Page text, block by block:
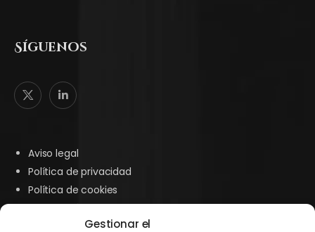
Gestionar el
Síguenos
Aviso legal
Política de privacidad
Política de cookies
Declaración de accesibilidad